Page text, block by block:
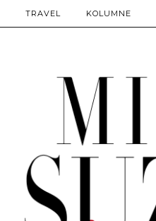
TRAVEL KOLUMNE